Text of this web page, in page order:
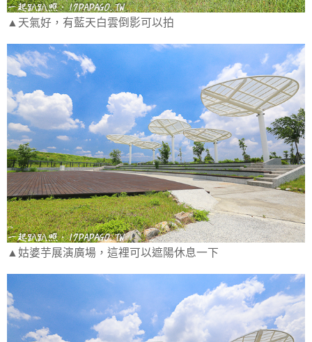
▲天氣好，有藍天白雲倒影可以拍
▲姑婆芋展演廣場，這裡可以遮陽休息一下